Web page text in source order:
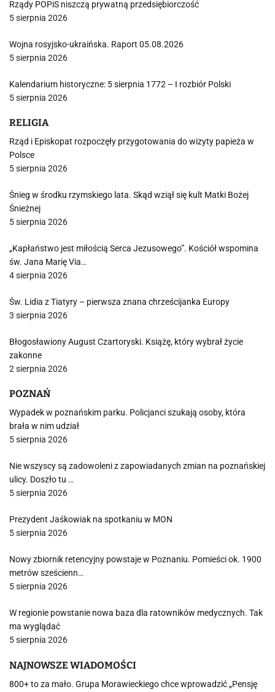
Rządy POPiS niszczą prywatną przedsiębiorczość
5 sierpnia 2026
Wojna rosyjsko-ukraińska. Raport 05.08.2026
5 sierpnia 2026
Kalendarium historyczne: 5 sierpnia 1772 – I rozbiór Polski
5 sierpnia 2026
RELIGIA
Rząd i Episkopat rozpoczęły przygotowania do wizyty papieża w
Polsce
5 sierpnia 2026
Śnieg w środku rzymskiego lata. Skąd wziął się kult Matki Bożej
Śnieżnej
5 sierpnia 2026
„Kapłaństwo jest miłością Serca Jezusowego”. Kościół wspomina
św. Jana Marię Via…
4 sierpnia 2026
Św. Lidia z Tiatyry – pierwsza znana chrześcijanka Europy
3 sierpnia 2026
Błogosławiony August Czartoryski. Książę, który wybrał życie
zakonne
2 sierpnia 2026
POZNAŃ
Wypadek w poznańskim parku. Policjanci szukają osoby, która
brała w nim udział
5 sierpnia 2026
Nie wszyscy są zadowoleni z zapowiadanych zmian na poznańskiej
ulicy. Doszło tu …
5 sierpnia 2026
Prezydent Jaśkowiak na spotkaniu w MON
5 sierpnia 2026
Nowy zbiornik retencyjny powstaje w Poznaniu. Pomieści ok. 1900
metrów sześcienn…
5 sierpnia 2026
W regionie powstanie nowa baza dla ratowników medycznych. Tak
ma wyglądać
5 sierpnia 2026
NAJNOWSZE WIADOMOŚCI
800+ to za mało. Grupa Morawieckiego chce wprowadzić „Pensję